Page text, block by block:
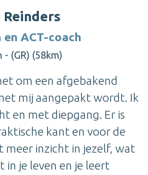
ACT-coach
- (GR) (58km)
om een afgebakend
mij aangepakt wordt. Ik
en met diepgang. Er is
kant en voor de
inzicht in jezelf, wat
in je leven en je leert